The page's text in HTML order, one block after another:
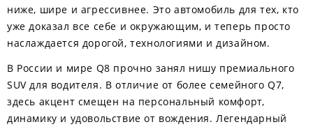
ниже, шире и агрессивнее. Это автомобиль для тех, кто
уже доказал все себе и окружающим, и теперь просто
наслаждается дорогой, технологиями и дизайном.
В России и мире Q8 прочно занял нишу премиального
SUV для водителя. В отличие от более семейного Q7,
здесь акцент смещен на персональный комфорт,
динамику и удовольствие от вождения. Легендарный